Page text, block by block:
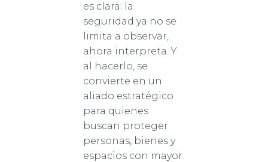
es clara: la
seguridad ya no se
limita a observar,
ahora interpreta. Y
al hacerlo, se
convierte en un
aliado estratégico
para quienes
buscan proteger
personas, bienes y
espacios con mayor